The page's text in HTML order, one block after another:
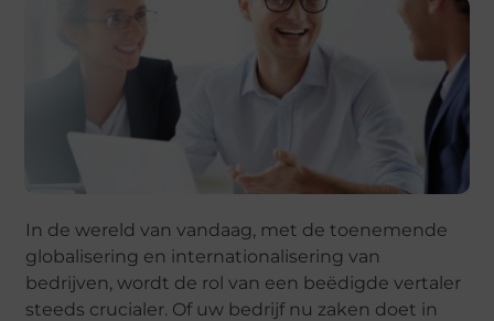
In de wereld van vandaag, met de toenemende
globalisering en internationalisering van
bedrijven, wordt de rol van een beëdigde vertaler
steeds crucialer. Of uw bedrijf nu zaken doet in